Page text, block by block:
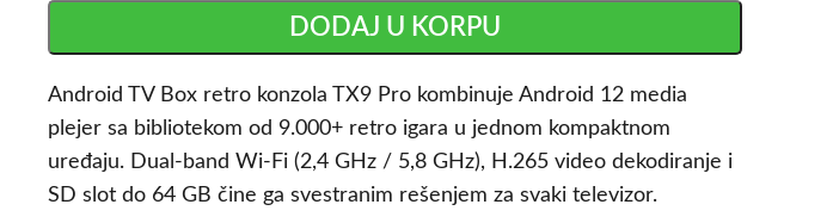
DODAJ U KORPU
Android TV Box retro konzola TX9 Pro kombinuje Android 12 media
plejer sa bibliotekom od 9.000+ retro igara u jednom kompaktnom
uređaju. Dual-band Wi-Fi (2,4 GHz / 5,8 GHz), H.265 video dekodiranje i
SD slot do 64 GB čine ga svestranim rešenjem za svaki televizor.